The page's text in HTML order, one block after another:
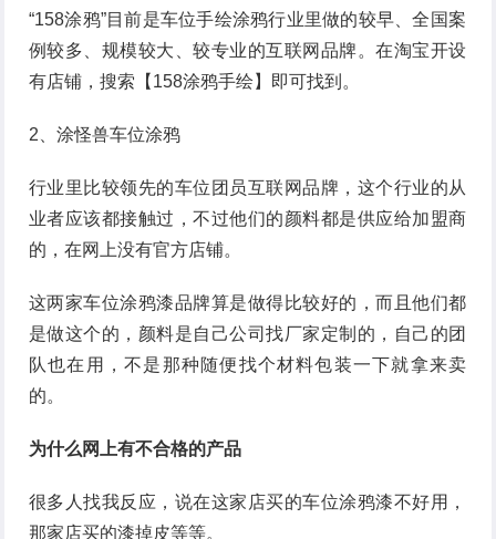
“158涂鸦”目前是车位手绘涂鸦行业里做的较早、全国案
例较多、规模较大、较专业的互联网品牌。在淘宝开设
有店铺，搜索【158涂鸦手绘】即可找到。
2、涂怪兽车位涂鸦
行业里比较领先的车位团员互联网品牌，这个行业的从
业者应该都接触过，不过他们的颜料都是供应给加盟商
的，在网上没有官方店铺。
这两家车位涂鸦漆品牌算是做得比较好的，而且他们都
是做这个的，颜料是自己公司找厂家定制的，自己的团
队也在用，不是那种随便找个材料包装一下就拿来卖
的。
为什么网上有不合格的产品
很多人找我反应，说在这家店买的车位涂鸦漆不好用，
那家店买的漆掉皮等等。